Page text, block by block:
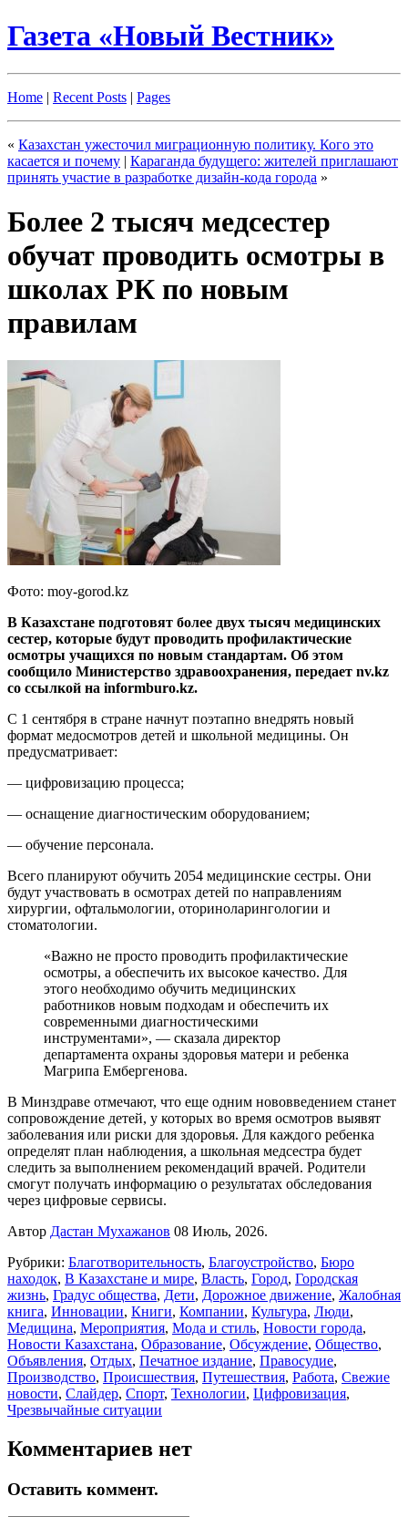
Газета «Новый Вестник»
Home | Recent Posts | Pages
« Казахстан ужесточил миграционную политику. Кого это
касается и почему | Караганда будущего: жителей приглашают
принять участие в разработке дизайн-кода города »
Более 2 тысяч медсестер
обучат проводить осмотры в
школах РК по новым
правилам
Фото: moy-gorod.kz
В Казахстане подготовят более двух тысяч медицинских
сестер, которые будут проводить профилактические
осмотры учащихся по новым стандартам. Об этом
сообщило Министерство здравоохранения, передает nv.kz
со ссылкой на informburo.kz.
С 1 сентября в стране начнут поэтапно внедрять новый
формат медосмотров детей и школьной медицины. Он
предусматривает:
— цифровизацию процесса;
— оснащение диагностическим оборудованием;
— обучение персонала.
Всего планируют обучить 2054 медицинские сестры. Они
будут участвовать в осмотрах детей по направлениям
хирургии, офтальмологии, оториноларингологии и
стоматологии.
«Важно не просто проводить профилактические
осмотры, а обеспечить их высокое качество. Для
этого необходимо обучить медицинских
работников новым подходам и обеспечить их
современными диагностическими
инструментами», — сказала директор
департамента охраны здоровья матери и ребенка
Магрипа Ембергенова.
В Минздраве отмечают, что еще одним нововведением станет
сопровождение детей, у которых во время осмотров выявят
заболевания или риски для здоровья. Для каждого ребенка
определят план наблюдения, а школьная медсестра будет
следить за выполнением рекомендаций врачей. Родители
смогут получать информацию о результатах обследования
через цифровые сервисы.
Автор Дастан Мухажанов 08 Июль, 2026.
Рубрики: Благотворительность, Благоустройство, Бюро
находок, В Казахстане и мире, Власть, Город, Городская
жизнь, Градус общества, Дети, Дорожное движение, Жалобная
книга, Инновации, Книги, Компании, Культура, Люди,
Медицина, Мероприятия, Мода и стиль, Новости города,
Новости Казахстана, Образование, Обсуждение, Общество,
Объявления, Отдых, Печатное издание, Правосудие,
Производство, Происшествия, Путешествия, Работа, Свежие
новости, Слайдер, Спорт, Технологии, Цифровизация,
Чрезвычайные ситуации
Комментариев нет
Оставить коммент.